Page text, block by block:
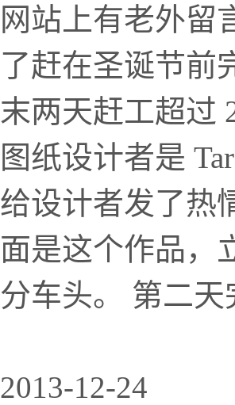
网站上有老外留
了赶在圣诞节前
末两天赶工超过
图纸设计者是
给设计者发了热
面是这个作品，
分车头。 第二
2013-12-24